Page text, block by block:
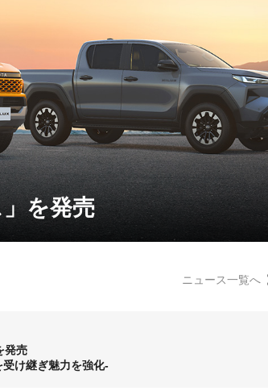
を発売
ニュース一覧へ
発売
け継ぎ魅力を強化-